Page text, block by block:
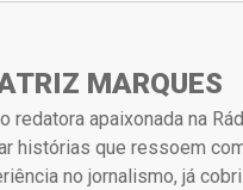
MARQUES
redatora apaixonada na
histórias que ressoem
no jornalismo, já